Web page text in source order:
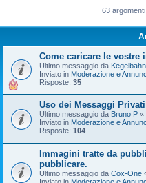
63 argomenti
Come caricare le vostre
Ultimo messaggio da Kegelbahn
Inviato in Moderazione e
Risposte: 35
Uso dei Messaggi
Ultimo messaggio da Bruno P «
Inviato in Moderazione e
Risposte: 104
Immagini tratte da
pubblicare.
Ultimo messaggio da Cox-One